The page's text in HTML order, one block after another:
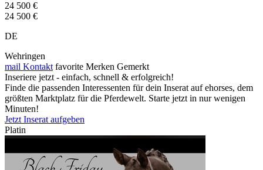
24 500 €
24 500 €
DE
Wehringen
mail Kontakt favorite Merken Gemerkt
Inseriere jetzt - einfach, schnell & erfolgreich!
Finde die passenden Interessenten für dein Inserat auf ehorses, dem
größten Marktplatz für die Pferdewelt. Starte jetzt in nur wenigen
Minuten!
Jetzt Inserat aufgeben
Platin